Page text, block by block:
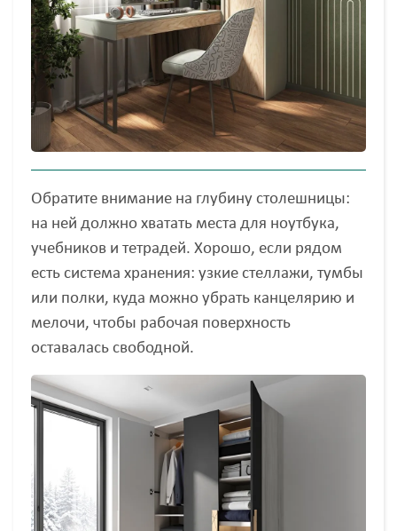
Обратите внимание на глубину столешницы:
на ней должно хватать места для ноутбука,
учебников и тетрадей. Хорошо, если рядом
есть система хранения: узкие стеллажи, тумбы
или полки, куда можно убрать канцелярию и
мелочи, чтобы рабочая поверхность
оставалась свободной.